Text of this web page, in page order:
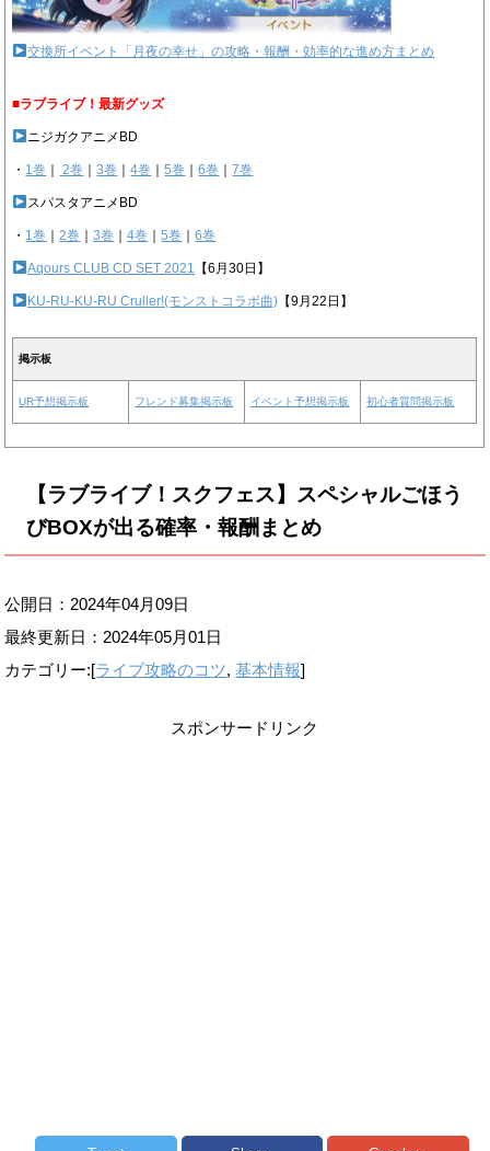
交換所イベント「月夜の幸せ」の攻略・報酬・効率的な進め方まとめ
■ラブライブ！最新グッズ
ニジガクアニメBD
・ 1巻 2巻 ｜3巻 ｜4巻 ｜5巻 ｜6巻 ｜7巻
スパスタアニメBD
・ 1巻 ｜2巻 ｜3巻 ｜4巻 ｜5巻 ｜6巻
Aqours CLUB CD SET 2021 【6月30日】
KU-RU-KU-RU Cruller!(モンストコラボ曲) 【9月22日】
掲示板
UR予想掲示板 フレンド募集掲示板 イベント予想掲示板 初心者質問掲示板
【ラブライブ！スクフェス】スペシャルごほう
びBOXが出る確率・報酬まとめ
公開日：2024年04月09日
最終更新日： 2024年05月01日
カテゴリー:[ライブ攻略のコツ,基本情報]
スポンサードリンク